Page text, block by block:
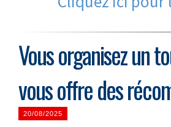
Vous organisez un
vous offre des
20/08/2025